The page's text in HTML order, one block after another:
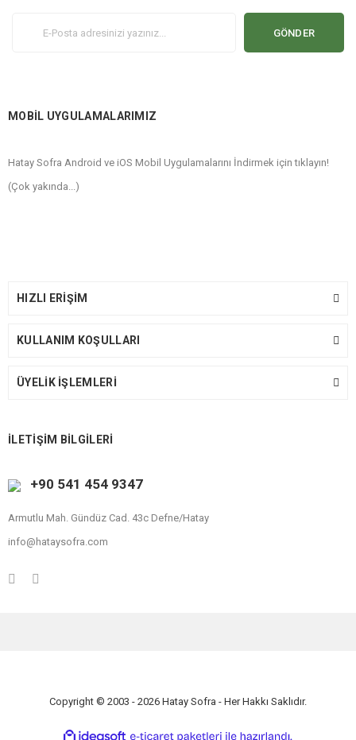
GÖNDER
MOBİL UYGULAMALARIMIZ
Hatay Sofra Android ve iOS Mobil Uygulamalarını İndirmek için tıklayın!
(Çok yakında...)
HIZLI ERİŞİM
KULLANIM KOŞULLARI
ÜYELİK İŞLEMLERİ
İLETİŞİM BİLGİLERİ
+90 541 454 9347
Armutlu Mah. Gündüz Cad. 43c Defne/Hatay
info@hataysofra.com
Copyright © 2003 - 2026 Hatay Sofra - Her Hakkı Saklıdır.
ideasoft e-